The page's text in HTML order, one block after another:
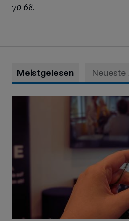
70 68.
Meistgelesen Neueste
Psychothriller und Gestricktes